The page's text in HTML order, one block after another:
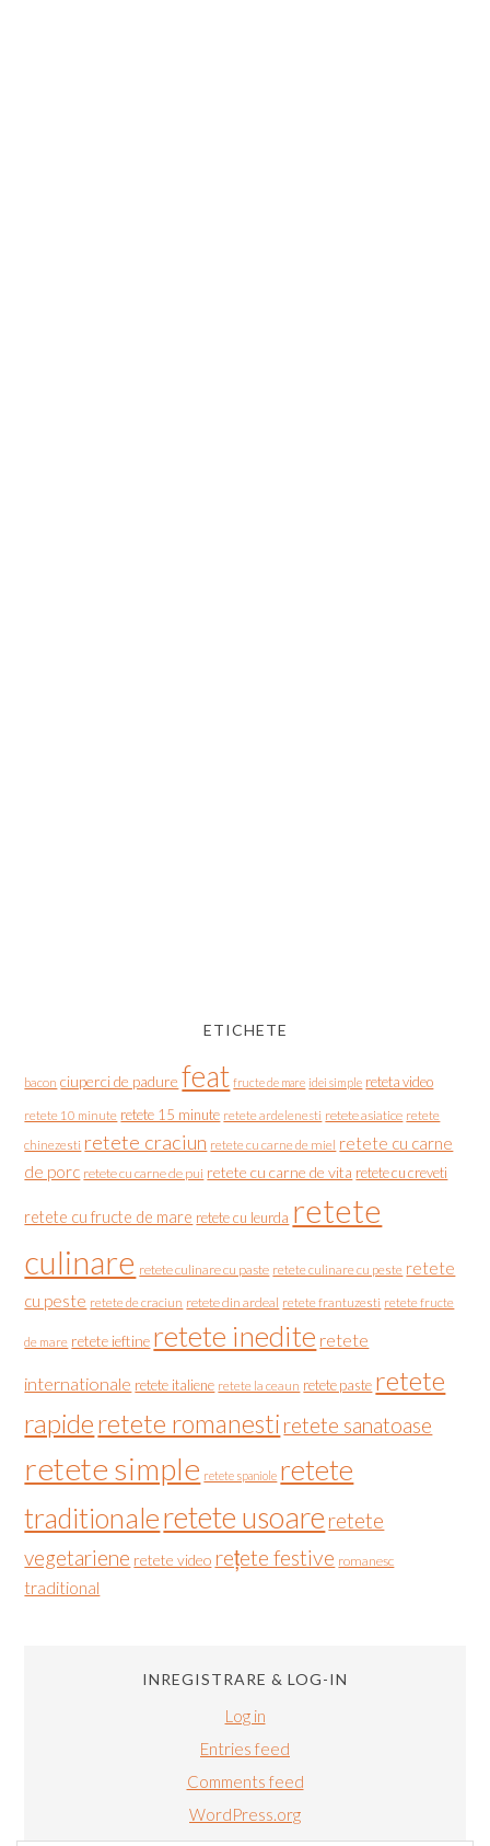
ETICHETE
bacon ciuperci de padure feat fructe de mare idei simple reteta video
retete 10 minute retete 15 minute retete ardelenesti retete asiatice retete
chinezesti retete craciun retete cu carne de miel retete cu carne
de porc retete cu carne de pui retete cu carne de vita retete cu creveti
retete cu fructe de mare retete cu leurda retete
culinare retete culinare cu paste retete culinare cu peste retete
cu peste retete de craciun retete din ardeal retete frantuzesti retete fructe
de mare retete ieftine retete inedite retete
internationale retete italiene retete la ceaun retete paste retete
rapideretete romanesti retete sanatoase
retete simple retete spaniole retete
traditionaleretete usoare retete
vegetariene retete video rețete festive romanesc
traditional
INREGISTRARE & LOG-IN
Log in
Entries feed
Comments feed
WordPress.org